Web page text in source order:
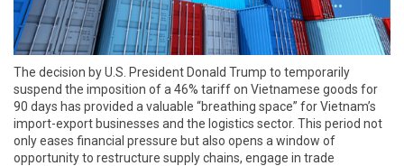
The decision by U.S. President Donald Trump to temporarily
suspend the imposition of a 46% tariff on Vietnamese goods for
90 days has provided a valuable “breathing space” for Vietnam’s
import-export businesses and the logistics sector. This period not
only eases financial pressure but also opens a window of
opportunity to restructure supply chains, engage in trade